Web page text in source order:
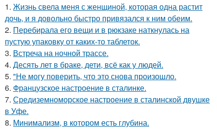
1. Жизнь свела меня с женщиной, которая одна растит
дочь, и я довольно быстро привязался к ним обеим.
2. Перебирала его вещи и в рюкзаке наткнулась на
пустую упаковку от каких-то таблеток.
3. Встреча на ночной трассе.
4. Десять лет в браке, дети, всё как у людей.
5. "Не могу поверить, что это снова произошло.
6. Французское настроение в сталинке.
7. Средиземноморское настроение в сталинской двушке
в Уфе.
8. Минимализм, в котором есть глубина.